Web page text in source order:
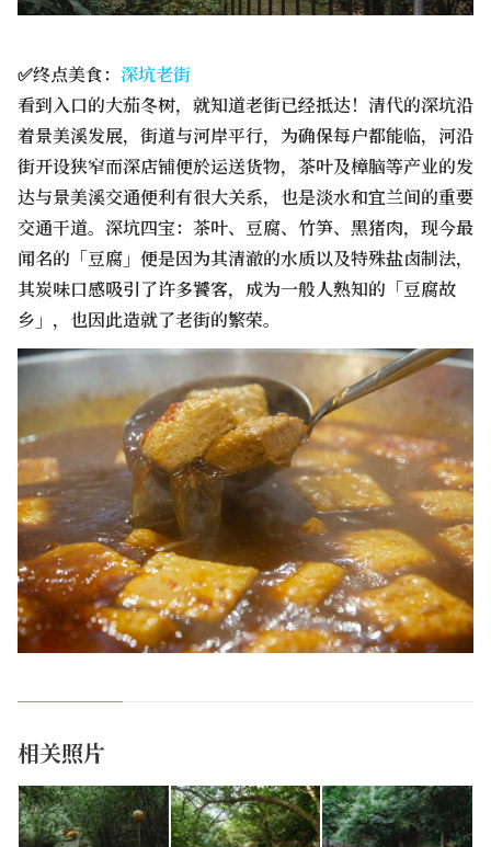
✅终点美食： 深坑老街
看到入口的大茄冬树，就知道老街已经抵达！清代的深坑沿
着景美溪发展，街道与河岸平行，为确保每户都能临，河沿
街开设狭窄而深店铺便於运送货物，茶叶及樟脑等产业的发
达与景美溪交通便利有很大关系，也是淡水和宜兰间的重要
交通干道。深坑四宝：茶叶、豆腐、竹笋、黑猪肉，现今最
闻名的「豆腐」便是因为其清澈的水质以及特殊盐卤制法，
其炭味口感吸引了许多饕客，成为一般人熟知的「豆腐故
乡」，也因此造就了老街的繁荣。
相关照片